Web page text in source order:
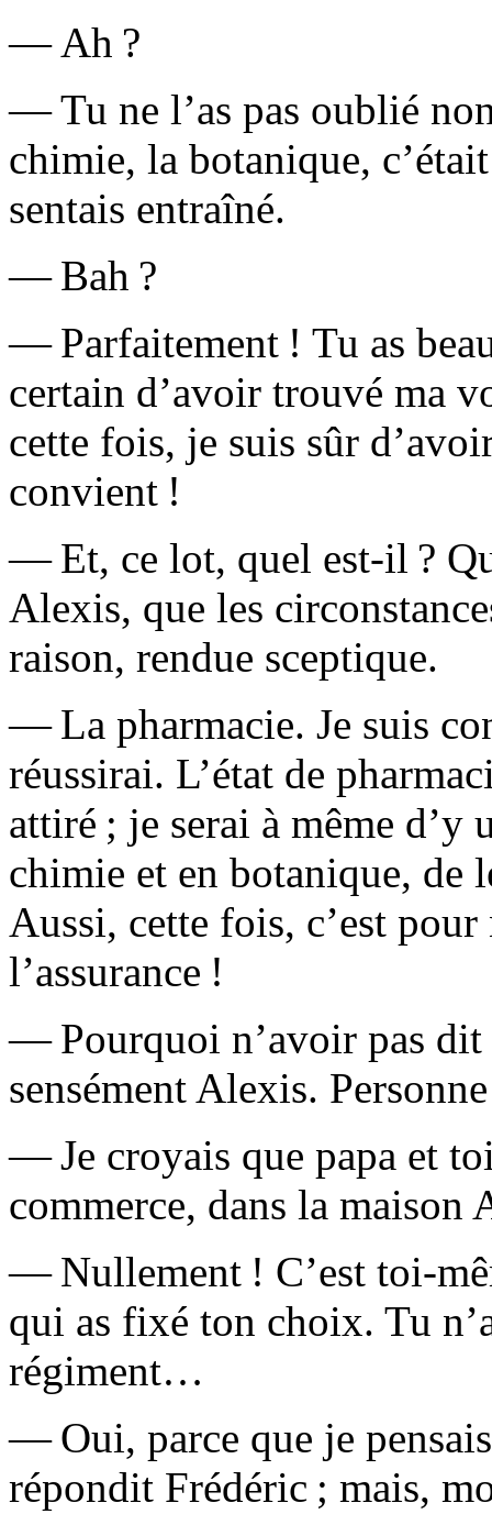
— Ah ?
— Tu ne l’as pas oublié
chimie, la botanique,
sentais entraîné.
— Bah ?
— Parfaitement ! Tu as
certain d’avoir trouvé ma
cette fois, je suis sûr
convient !
— Et, ce lot, quel est-il ?
Alexis, que les
raison, rendue sceptique.
— La pharmacie. Je suis
réussirai. L’état de
attiré ; je serai à même d’y
chimie et en botanique, de
Aussi, cette fois, c’est
l’assurance !
— Pourquoi n’avoir pas dit
sensément Alexis.
— Je croyais que papa et
commerce, dans la maison
— Nullement ! C’est toi-
qui as fixé ton choix. Tu
régiment…
— Oui, parce que je
répondit Frédéric ; mais,